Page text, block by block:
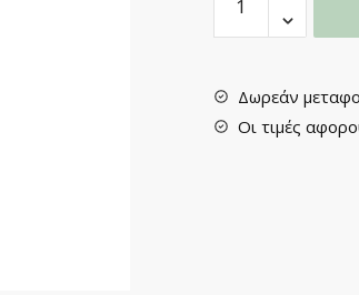
Μεταλλικός
FCH-
quantity
Δωρεάν
Οι τιμές